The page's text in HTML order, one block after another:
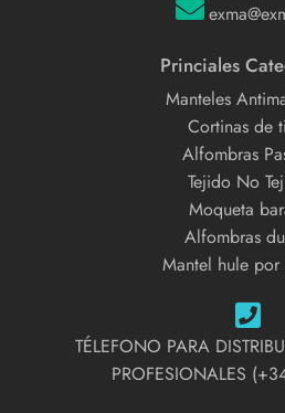
Princiales
Manteles
Cortinas de
Alfombras
Tejido No
Moqueta
Alfombras
Mantel hule por
TÉLEFONO PARA
PROFESIONALES